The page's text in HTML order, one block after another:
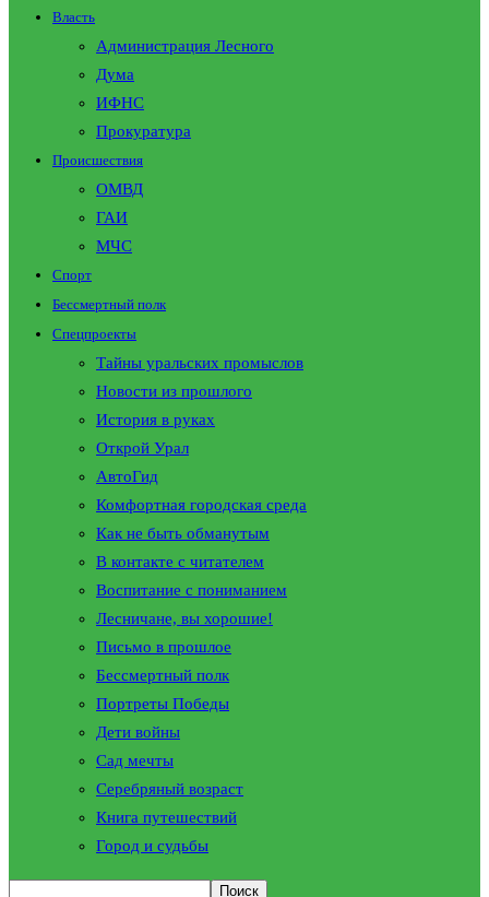
Власть
Администрация Лесного
Дума
ИФНС
Прокуратура
Происшествия
ОМВД
ГАИ
МЧС
Спорт
Бессмертный полк
Спецпроекты
Тайны уральских промыслов
Новости из прошлого
История в руках
Открой Урал
АвтоГид
Комфортная городская среда
Как не быть обманутым
В контакте с читателем
Воспитание с пониманием
Лесничане, вы хорошие!
Письмо в прошлое
Бессмертный полк
Портреты Победы
Дети войны
Сад мечты
Серебряный возраст
Книга путешествий
Город и судьбы